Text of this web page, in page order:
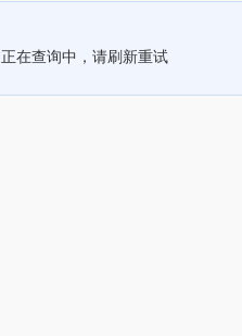
正在查询中，请刷新重试